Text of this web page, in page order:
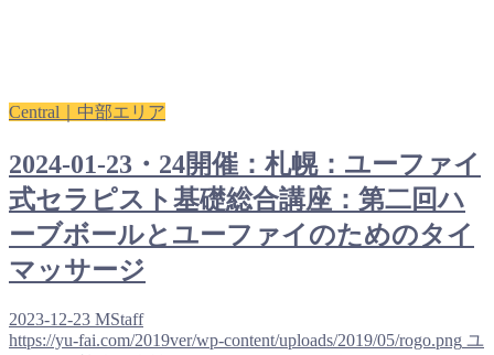
Central｜中部エリア
2024-01-23・24開催：札幌：ユーファイ
式セラピスト基礎総合講座：第二回ハ
ーブボールとユーファイのためのタイ
マッサージ
2023-12-23 MStaff
https://yu-fai.com/2019ver/wp-content/uploads/2019/05/rogo.png ユ